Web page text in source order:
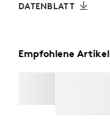
DATENBLATT
Empfohlene Artikel